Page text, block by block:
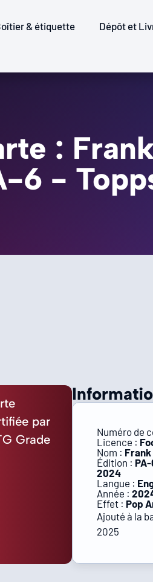
& étiquette Dépôt et
:
6 -
par
Grade
Numéro de
Licence :
Nom :
Édition :
2024
Langue :
Année :
Effet : Pop
Ajouté à la
2025